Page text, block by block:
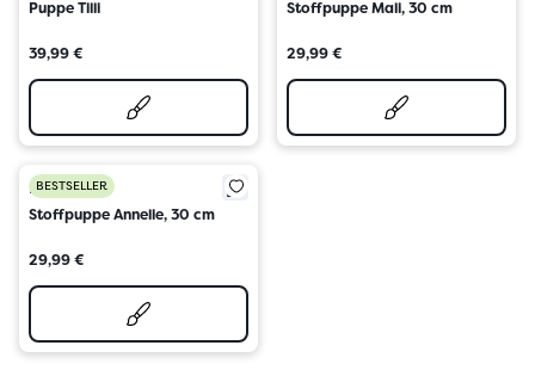
Puppe Tilli
39,99 €
Stoffpuppe Mali, 30 cm
29,99 €
BESTSELLER
HABA
Stoffpuppe Annelie, 30 cm
29,99 €